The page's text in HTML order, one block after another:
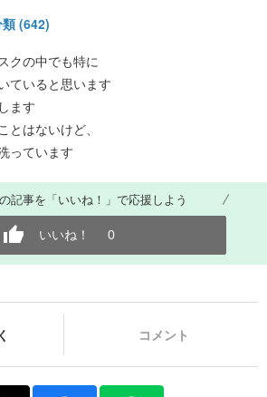
(642)
クの中でも特に
ていると思います
ます
とはないけど、
っています
記事を「いいね！」で応援しよう
いいね！ 0
コメント